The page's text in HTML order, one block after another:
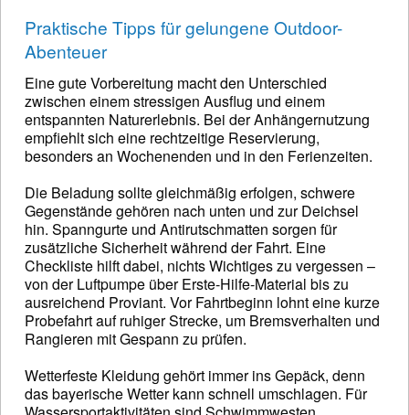
Praktische Tipps für gelungene Outdoor-
Abenteuer
Eine gute Vorbereitung macht den Unterschied
zwischen einem stressigen Ausflug und einem
entspannten Naturerlebnis. Bei der Anhängernutzung
empfiehlt sich eine rechtzeitige Reservierung,
besonders an Wochenenden und in den Ferienzeiten.
Die Beladung sollte gleichmäßig erfolgen, schwere
Gegenstände gehören nach unten und zur Deichsel
hin. Spanngurte und Antirutschmatten sorgen für
zusätzliche Sicherheit während der Fahrt. Eine
Checkliste hilft dabei, nichts Wichtiges zu vergessen –
von der Luftpumpe über Erste-Hilfe-Material bis zu
ausreichend Proviant. Vor Fahrtbeginn lohnt eine kurze
Probefahrt auf ruhiger Strecke, um Bremsverhalten und
Rangieren mit Gespann zu prüfen.
Wetterfeste Kleidung gehört immer ins Gepäck, denn
das bayerische Wetter kann schnell umschlagen. Für